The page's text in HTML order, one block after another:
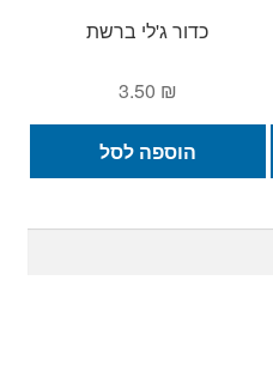
כדור ג'לי ברשת
3.50 ₪
הוספה לסל